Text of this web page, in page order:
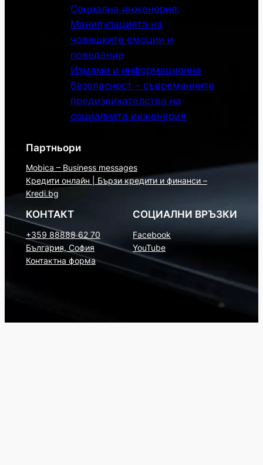
Социална инженерия:
Манипулацията на
човешките емоции и
поведение
Измами и информационна
безопасност – съвременните
предизвикателства на
социалната инженерия
Партньори
Mobica – Business messages
Кредити онлайн | Бързи кредити и финанси –
Kredi.bg
КОНТАКТ
+359 88888 62 70
България, София
Контактна форма
СОЦИАЛНИ ВРЪЗКИ
Facebook
YouTube